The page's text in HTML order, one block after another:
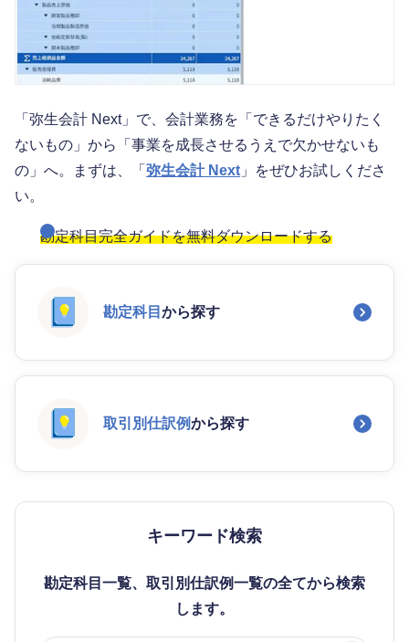
「弥生会計 Next」で、会計業務を「できるだけやりたく
ないもの」から「事業を成長させるうえで欠かせないも
の」へ。まずは、「 弥生会計 Next 」をぜひお試しくださ
い。
勘定科目完全ガイドを無料ダウンロードする
勘定科目 から探す
取引別仕訳例から探す
キーワード検索
勘定科目一覧、取引別仕訳例一覧の全てから検索
します。